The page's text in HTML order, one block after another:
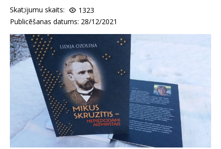
Skat;ijumu skaits:
1323
Publicēšanas datums: 28/12/2021